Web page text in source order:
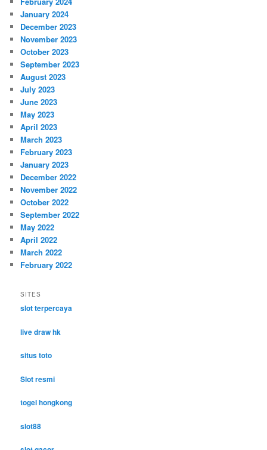
January 2024
December 2023
November 2023
October 2023
September 2023
August 2023
July 2023
June 2023
May 2023
April 2023
March 2023
February 2023
January 2023
December 2022
November 2022
October 2022
September 2022
May 2022
April 2022
March 2022
February 2022
SITES
slot terpercaya
live draw hk
situs toto
Slot resmi
togel hongkong
slot88